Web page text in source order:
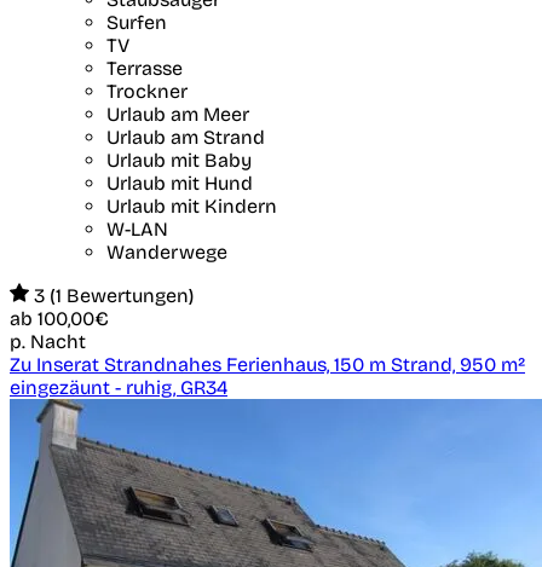
Surfen
TV
Terrasse
Trockner
Urlaub am Meer
Urlaub am Strand
Urlaub mit Baby
Urlaub mit Hund
Urlaub mit Kindern
W-LAN
Wanderwege
3 (1 Bewertungen)
ab 100,00€
p. Nacht
Zu Inserat Strandnahes Ferienhaus, 150 m Strand, 950 m²
eingezäunt - ruhig, GR34